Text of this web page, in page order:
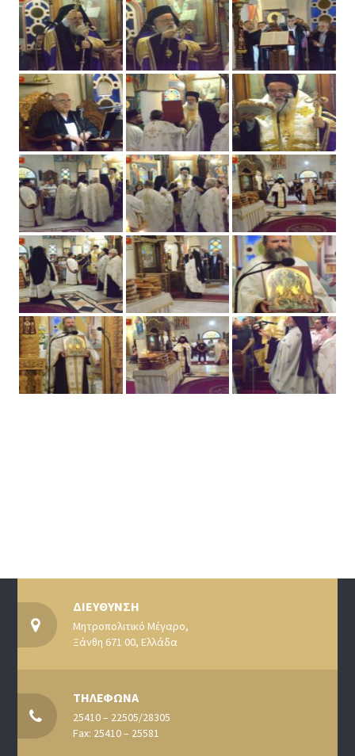
ΔΙΕΥΘΥΝΣΗ
Μητροπολιτικό Μέγαρο,
Ξάνθη 671 00, Ελλάδα
ΤΗΛΕΦΩΝΑ
25410 – 22505/28305
Fax: 25410 – 25581